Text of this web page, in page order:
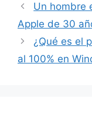
Un hombre
Apple de 30
¿Qué es el
al 100% en